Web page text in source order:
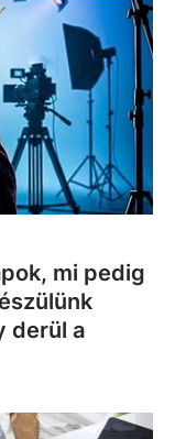
mi pedig
derül a